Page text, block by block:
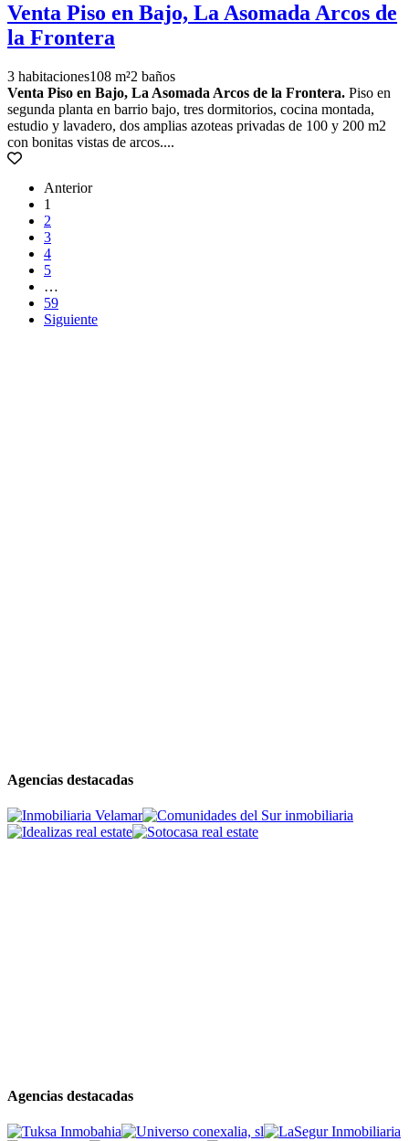
Venta Piso en Bajo, La Asomada Arcos de
la Frontera
3 habitaciones108 m²2 baños
Venta Piso en Bajo, La Asomada Arcos de la Frontera. Piso en
segunda planta en barrio bajo, tres dormitorios, cocina montada,
estudio y lavadero, dos amplias azoteas privadas de 100 y 200 m2
con bonitas vistas de arcos....
Anterior
1
2
3
4
5
…
59
Siguiente
Agencias destacadas
Agencias destacadas